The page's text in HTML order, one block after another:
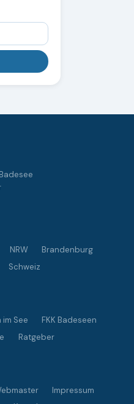
NRW
Brandenburg
Schweiz
im See
FKK Badeseen
Ratgeber
Impressum